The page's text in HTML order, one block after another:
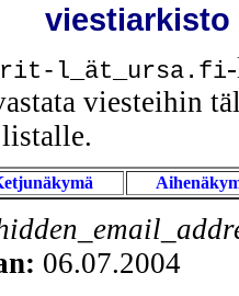
viestiarkisto
l_ät_ursa.fi
viesteihin
06.07.2004